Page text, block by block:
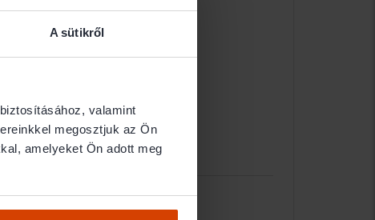
A sütikről
valamint
megosztjuk az Ön
amelyeket Ön adott meg